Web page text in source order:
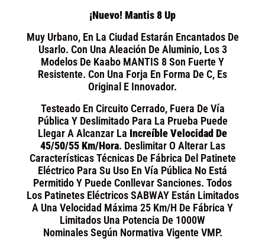
¡Nuevo! Mantis 8 Up
Muy Urbano, En La Ciudad Estarán Encantados De
Usarlo. Con Una Aleación De Aluminio, Los 3
Modelos De Kaabo MANTIS 8 Son Fuerte Y
Resistente. Con Una Forja En Forma De C, Es
Original E Innovador.
Testeado En Circuito Cerrado, Fuera De Vía
Pública Y Deslimitado Para La Prueba Puede
Llegar A Alcanzar La Increíble Velocidad De
45/50/55 Km/hora. Deslimitar O Alterar Las
Características Técnicas De Fábrica Del Patinete
Eléctrico Para Su Uso En Vía Pública No Está
Permitido Y Puede Conllevar Sanciones. Todos
Los Patinetes Eléctricos SABWAY Están Limitados
A Una Velocidad Máxima 25 Km/h De Fábrica Y
Limitados Una Potencia De 1000W
Nominales Según Normativa Vigente VMP.